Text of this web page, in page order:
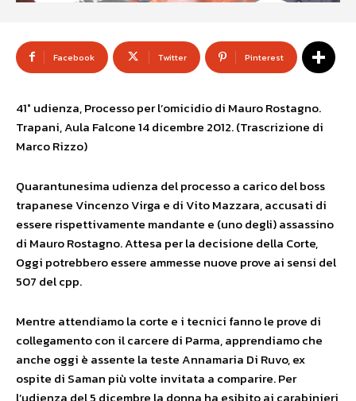
Facebook Twitter Pinterest
41° udienza, Processo per l’omicidio di Mauro Rostagno.
Trapani, Aula Falcone 14 dicembre 2012. (Trascrizione di
Marco Rizzo)
Quarantunesima udienza del processo a carico del boss
trapanese Vincenzo Virga e di Vito Mazzara, accusati di
essere rispettivamente mandante e (uno degli) assassino
di Mauro Rostagno. Attesa per la decisione della Corte,
Oggi potrebbero essere ammesse nuove prove ai sensi del
507 del cpp.
Mentre attendiamo la corte e i tecnici fanno le prove di
collegamento con il carcere di Parma, apprendiamo che
anche oggi è assente la teste Annamaria Di Ruvo, ex
ospite di Saman più volte invitata a comparire. Per